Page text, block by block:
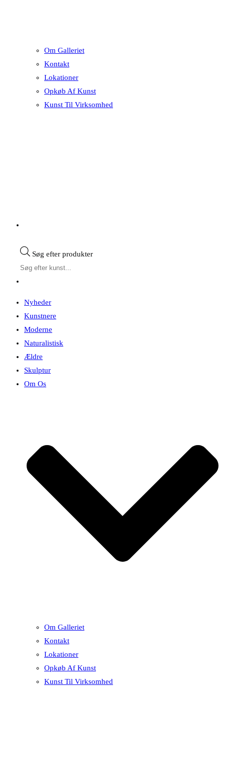
Om Galleriet
Kontakt
Lokationer
Opkøb Af Kunst
Kunst Til Virksomhed
Søg efter produkter
Nyheder
Kunstnere
Moderne
Naturalistisk
Ældre
Skulptur
Om Os
Om Galleriet
Kontakt
Lokationer
Opkøb Af Kunst
Kunst Til Virksomhed